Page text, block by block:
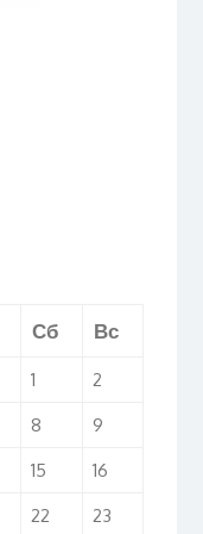
Сб Вс
1
2
8
9
15
16
22 23